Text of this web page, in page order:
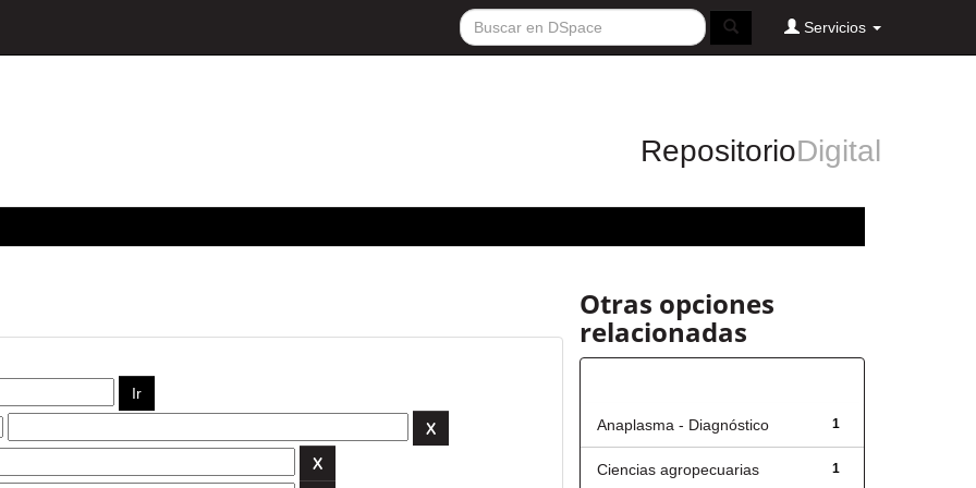
Servicios
RepositorioDigital
Otras opciones
relacionadas
1
Anaplasma - Diagnóstico
1
Ciencias agropecuarias